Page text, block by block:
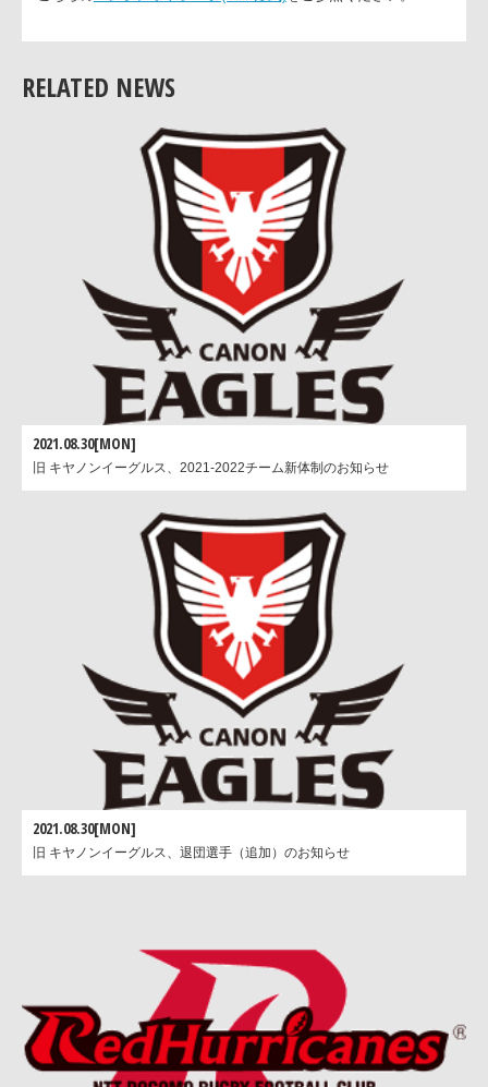
3.当日の参加チーム、トーナメント組み合わせ等
こちらのパンフレットデータ(PDF形式)
RELATED NEWS
2021.08.30[MON]
旧 キヤノンイーグルス、2021-2022チーム新体制のお知らせ
2021.08.30[MON]
旧 キヤノンイーグルス、退団選手（追加）のお知らせ